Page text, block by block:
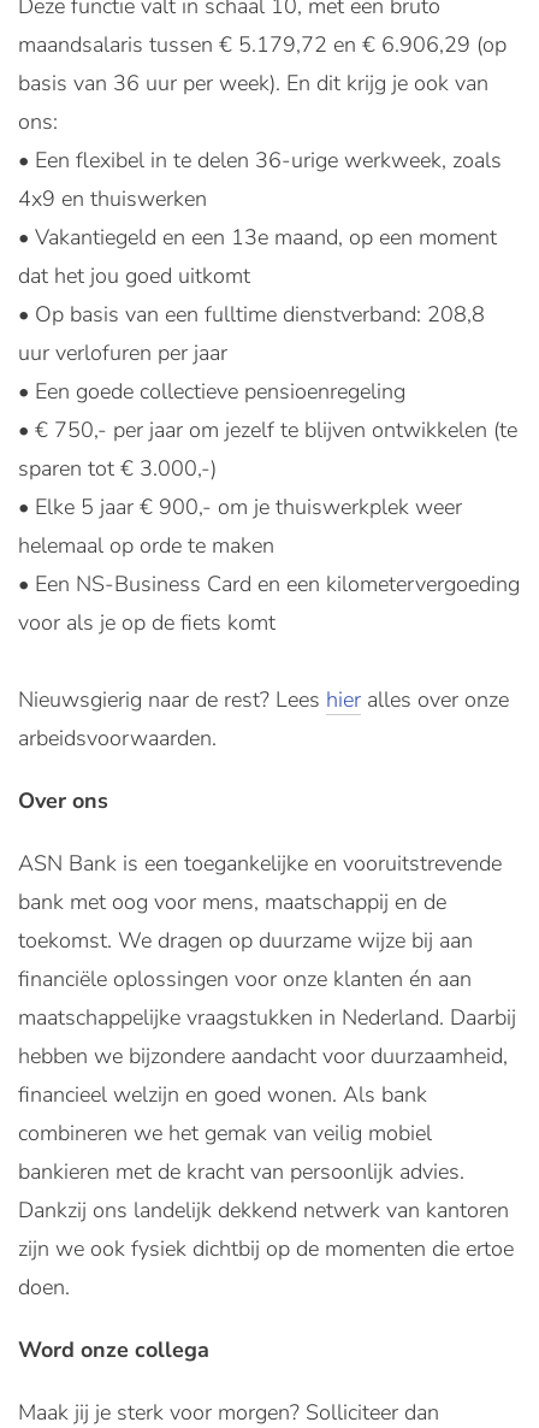
Deze functie valt in schaal 10, met een bruto
maandsalaris tussen € 5.179,72 en € 6.906,29 (op
basis van 36 uur per week). En dit krijg je ook van
ons:
• Een flexibel in te delen 36-urige werkweek, zoals
4x9 en thuiswerken
• Vakantiegeld en een 13e maand, op een moment
dat het jou goed uitkomt
• Op basis van een fulltime dienstverband: 208,8
uur verlofuren per jaar
• Een goede collectieve pensioenregeling
• € 750,- per jaar om jezelf te blijven ontwikkelen (te
sparen tot € 3.000,-)
• Elke 5 jaar € 900,- om je thuiswerkplek weer
helemaal op orde te maken
• Een NS-Business Card en een kilometervergoeding
voor als je op de fiets komt
Nieuwsgierig naar de rest? Lees hier alles over onze
arbeidsvoorwaarden.
Over ons
ASN Bank is een toegankelijke en vooruitstrevende
bank met oog voor mens, maatschappij en de
toekomst. We dragen op duurzame wijze bij aan
financiële oplossingen voor onze klanten én aan
maatschappelijke vraagstukken in Nederland. Daarbij
hebben we bijzondere aandacht voor duurzaamheid,
financieel welzijn en goed wonen. Als bank
combineren we het gemak van veilig mobiel
bankieren met de kracht van persoonlijk advies.
Dankzij ons landelijk dekkend netwerk van kantoren
zijn we ook fysiek dichtbij op de momenten die ertoe
doen.
Word onze collega
Maak jij je sterk voor morgen? Solliciteer dan